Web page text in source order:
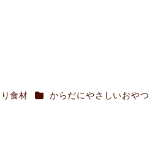
食材 カテゴリー
からだにやさしいおやつ